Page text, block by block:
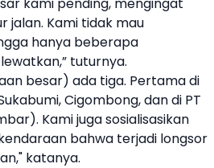
jalan. Kami tidak mau
hanya beberapa
tuturnya.
besar) ada tiga. Pertama di
Cigombong, dan di PT
Kami juga sosialisasikan
bahwa terjadi longsor
katanya.